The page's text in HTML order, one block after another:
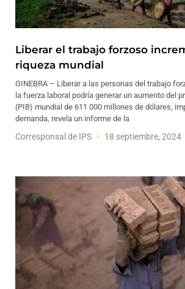
Liberar el trabajo forzoso
riqueza mundial
GINEBRA – Liberar a las personas del trabajo
la fuerza laboral podría generar un aumento del
(PIB) mundial de 611 000 millones de dólares,
demanda, revela un informe de la
Corresponsal de IPS 18 septiembre, 2024